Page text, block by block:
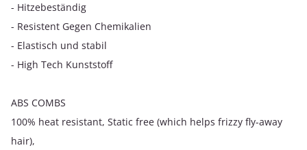
- Hitzebeständig
- Resistent Gegen Chemikalien
- Elastisch und stabil
- High Tech Kunststoff
ABS COMBS
100% heat resistant, Static free (which helps frizzy fly-away
hair),